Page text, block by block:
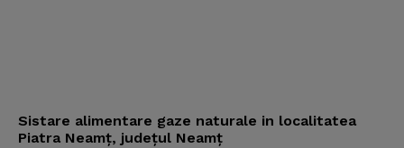
Sistare alimentare gaze naturale in localitatea
Piatra Neamț, județul Neamț